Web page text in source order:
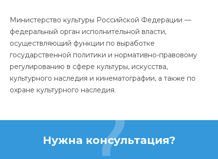
Министерство культуры Российской Федерации —
федеральный орган исполнительной власти,
осуществляющий функции по выработке
государственной политики и нормативно-правовому
регулированию в сфере культуры, искусства,
культурного наследия и кинематографии, а также по
охране культурного наследия.
Нужна консультация?